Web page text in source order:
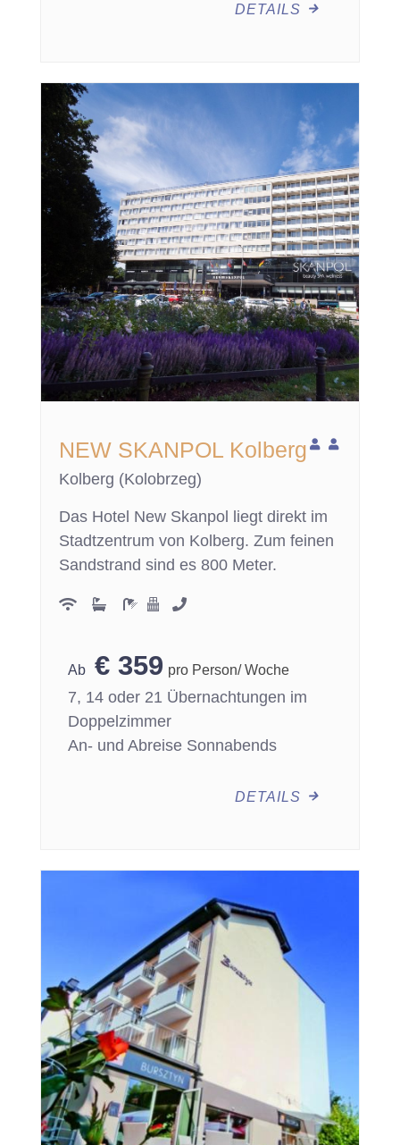
DETAILS
NEW SKANPOL Kolberg
Kolberg (Kolobrzeg)
Das Hotel New Skanpol liegt direkt im
Stadtzentrum von Kolberg. Zum feinen
Sandstrand sind es 800 Meter.
€ 359 pro Person/ Woche
7, 14 oder 21 Übernachtungen im
Doppelzimmer
An- und Abreise Sonnabends
DETAILS